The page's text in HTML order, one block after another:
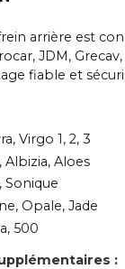
arrière est
JDM,
fiable et
Virgo 1, 2, 3
Albizia, Aloes
Sonique
Opale, Jade
500
: